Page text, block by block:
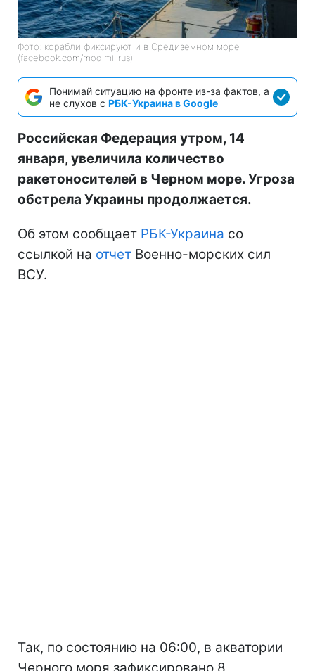
Фото: корабли фиксируют и в Средиземном море
(facebook.com/mod.mil.rus)
Понимай ситуацию на фронте из-за фактов, а
не слухов с РБК-Украина в Google
Российская Федерация утром, 14
января, увеличила количество
ракетоносителей в Черном море. Угроза
обстрела Украины продолжается.
Об этом сообщает РБК-Украина со
ссылкой на отчет Военно-морских сил
ВСУ.
Так, по состоянию на 06:00, в акватории
Черного моря зафиксировано 8